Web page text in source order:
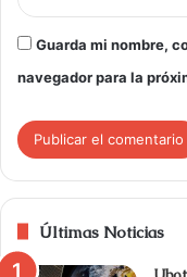
Guarda mi nombre,
navegador para la
Últimas Noticias